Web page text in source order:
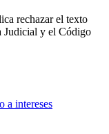
rechazar el texto
Judicial y el Código